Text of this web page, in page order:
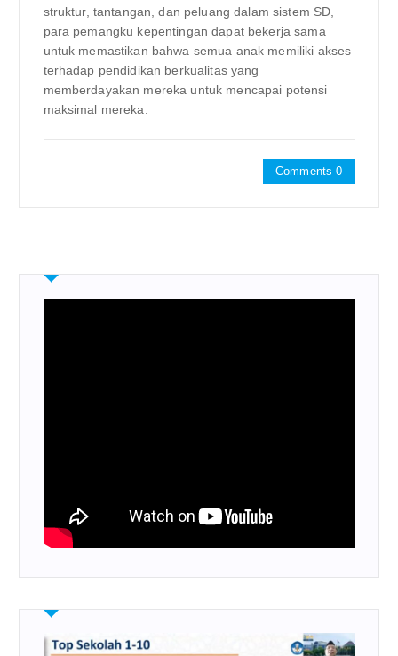
struktur, tantangan, dan peluang dalam sistem SD,
para pemangku kepentingan dapat bekerja sama
untuk memastikan bahwa semua anak memiliki akses
terhadap pendidikan berkualitas yang
memberdayakan mereka untuk mencapai potensi
maksimal mereka.
Comments 0